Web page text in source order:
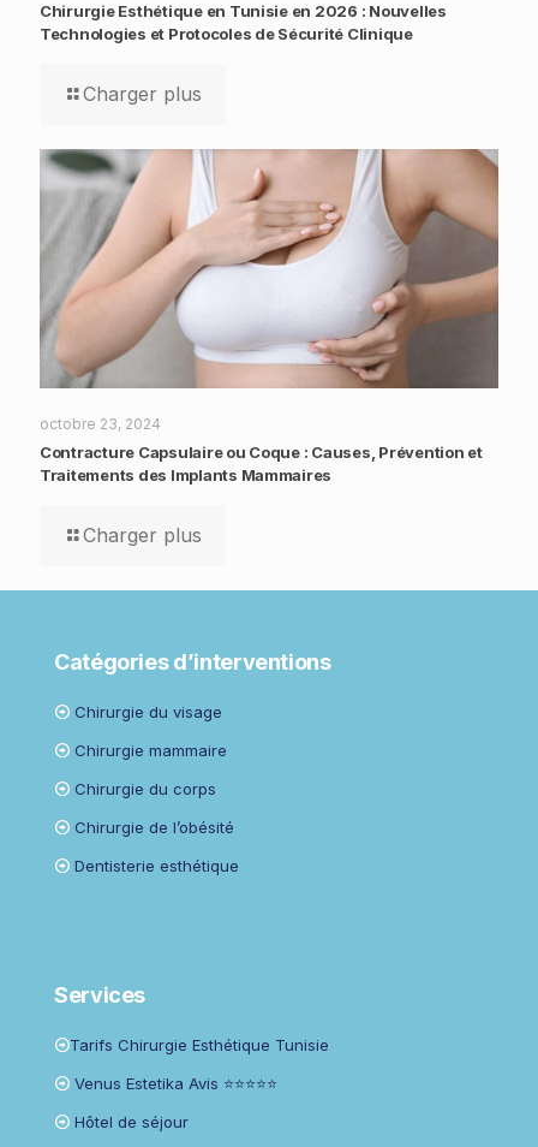
Chirurgie Esthétique en Tunisie en 2026 : Nouvelles
Technologies et Protocoles de Sécurité Clinique
Charger plus
octobre 23, 2024
Contracture Capsulaire ou Coque : Causes, Prévention et
Traitements des Implants Mammaires
Charger plus
Catégories d’interventions
Chirurgie du visage
Chirurgie mammaire
Chirurgie du corps
Chirurgie de l’obésité
Dentisterie esthétique
Services
Tarifs Chirurgie Esthétique Tunisie
Venus Estetika Avis ⭐⭐⭐⭐⭐
Hôtel de séjour